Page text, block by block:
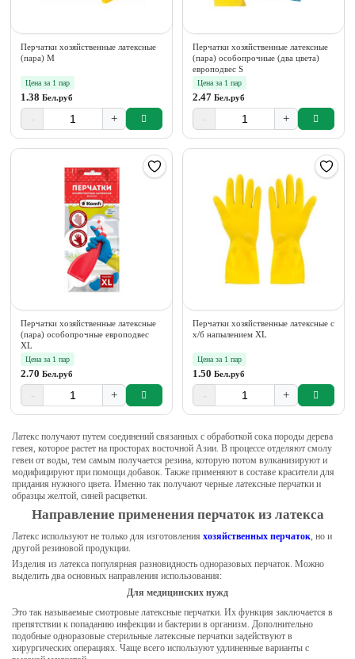
Перчатки хозяйственные латексные
(пара) М
Цена за 1 пар
1.38 Бел.руб
- +
Перчатки хозяйственные латексные
(пара) особопрочные (два цвета)
европодвес S
Цена за 1 пар
2.47 Бел.руб
- +
Перчатки хозяйственные латексные
(пара) особопрочные европодвес
XL
Цена за 1 пар
2.70 Бел.руб
- +
Перчатки хозяйственные латексные с
х/б напылением XL
Цена за 1 пар
1.50 Бел.руб
- +
Латекс получают путем соединений связанных с обработкой сока породы дерева
гевея, которое растет на просторах восточной Азии. В процессе отделяют смолу
гевеи от воды, тем самым получается резина, которую потом вулканизируют и
модифицируют при помощи добавок. Также применяют в составе красители для
придания нужного цвета. Именно так получают черные латексные перчатки и
образцы желтой, синей расцветки.
Направление применения перчаток из латекса
Латекс используют не только для изготовления хозяйственных перчаток, но и
другой резиновой продукции.
Изделия из латекса популярная разновидность одноразовых перчаток. Можно
выделить два основных направления использования:
Для медицинских нужд
Это так называемые смотровые латексные перчатки. Их функция заключается в
препятствии к попаданию инфекции и бактерии в организм. Дополнительно
подобные одноразовые стерильные латексные перчатки задействуют в
хирургических операциях. Чаще всего используют удлиненные варианты с